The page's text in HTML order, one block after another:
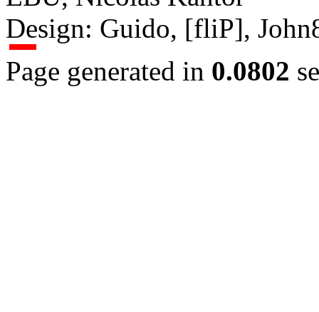
Design: Guido, [fliP],
Page generated in 0.0802